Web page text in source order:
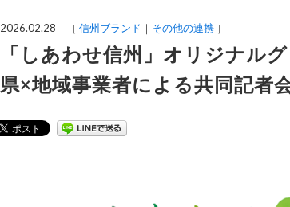
2026.02.28 ［ 信州ブランド その他の連携 ］
「しあわせ信州」オリジナル
県×地域事業者による共同記者